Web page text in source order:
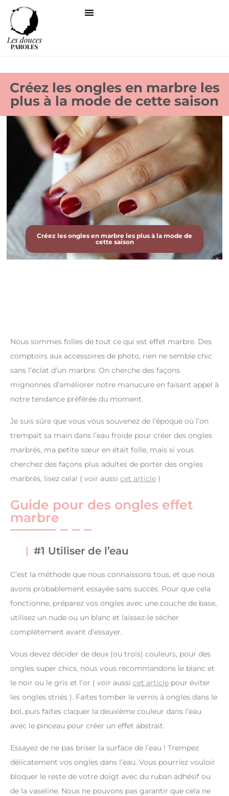
Créez les ongles en marbre les
plus à la mode de cette saison
Créez les ongles en marbre les plus à la mode de
cette saison
Nous sommes folles de tout ce qui est effet marbre. Des
comptoirs aux accessoires de photo, rien ne semble chic
sans l’éclat d’un marbre. On cherche des façons
mignonnes d’améliorer notre manucure en faisant appel à
notre tendance préférée du moment.
Je suis sûre que vous vous souvenez de l’époque où l’on
trempait sa main dans l’eau froide pour créer des ongles
marbrés, ma petite sœur en était folle, mais si vous
cherchez des façons plus adultes de porter des ongles
marbrés, lisez cela! ( voir aussi cet article )
Guide pour des ongles effet
marbre
#1 Utiliser de l’eau
C’est la méthode que nous connaissons tous, et que nous
avons probablement essayée sans succès. Pour que cela
fonctionne, préparez vos ongles avec une couche de base,
utilisez un nude ou un blanc et laissez-le sécher
complètement avant d’essayer.
Vous devez décider de deux (ou trois) couleurs, pour des
ongles super chics, nous vous recommandons le blanc et
le noir ou le gris et l’or ( voir aussi cet article pour éviter
les ongles striés ). Faites tomber le vernis à ongles dans le
bol, puis faites claquer la deuxième couleur dans l’eau
avec le pinceau pour créer un effet abstrait.
Essayez de ne pas briser la surface de l’eau ! Trempez
délicatement vos ongles dans l’eau. Vous pourriez vouloir
bloquer le reste de votre doigt avec du ruban adhésif ou
de la vaseline. Nous ne pouvons pas garantir que cela ne